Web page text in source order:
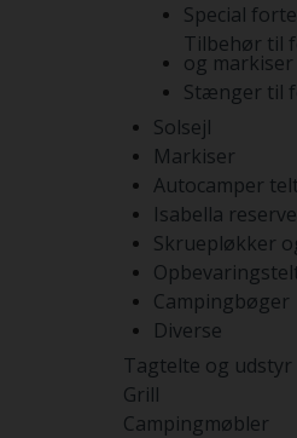
Special
Tilbehør til
og markiser
Stænger til
Solsejl
Markiser
Autocamper
Isabella
Skruepløkker
Campingbøger
Diverse
Tagtelte og udstyr
Grill
Campingmøbler